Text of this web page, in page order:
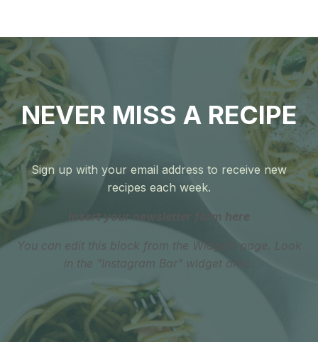
NEVER MISS A RECIPE
Sign up with your email address to receive new
recipes each week.
Insert your newsletter form here
You can edit this block from the Widgets page. Look
in the "Instagram Bar" widget area.